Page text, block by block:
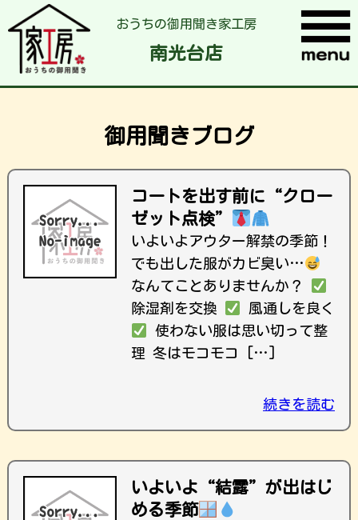
おうちの御用聞き家工房
南光台店
御用聞きブログ
コートを出す前に“クロー
ゼット点検”
いよいよアウター解禁の季節！
でも出した服がカビ臭い…
なんてことありませんか？
除湿剤を交換
風通しを良く
使わない服は思い切って整
理 冬はモコモコ […]
続きを読む
いよいよ“結露”が出はじ
める季節